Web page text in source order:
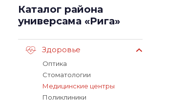
Каталог района
универсама «Рига»
Здоровье
Оптика
Стоматологии
Медицинские центры
Поликлиники